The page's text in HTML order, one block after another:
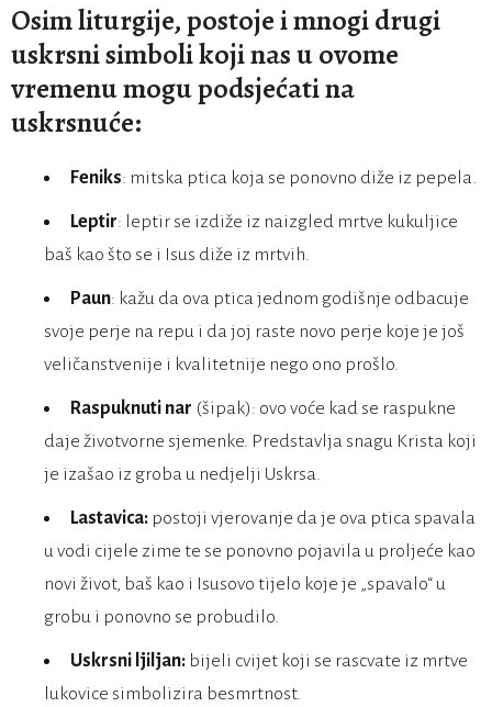
Osim liturgije, postoje i mnogi drugi
uskrsni simboli koji nas u ovome
vremenu mogu podsjećati na
uskrsnuće:
Feniks: mitska ptica koja se ponovno diže iz pepela.
Leptir: leptir se izdiže iz naizgled mrtve kukuljice
baš kao što se i Isus diže iz mrtvih.
Paun: kažu da ova ptica jednom godišnje odbacuje
svoje perje na repu i da joj raste novo perje koje je još
veličanstvenije i kvalitetnije nego ono prošlo.
Raspuknuti nar (šipak): ovo voće kad se raspukne
daje životvorne sjemenke. Predstavlja snagu Krista koji
je izašao iz groba u nedjelji Uskrsa.
Lastavica: postoji vjerovanje da je ova ptica spavala
u vodi cijele zime te se ponovno pojavila u proljeće kao
novi život, baš kao i Isusovo tijelo koje je „spavalo“ u
grobu i ponovno se probudilo.
Uskrsni ljiljan: bijeli cvijet koji se rascvate iz mrtve
lukovice simbolizira besmrtnost.